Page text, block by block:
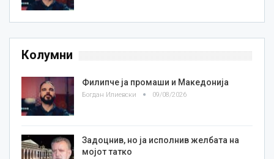
Колумни
Филипче ја промаши и Македонија
Богдан Илиевски 09/08/2026
Задоцнив, но ја исполнив желбата на
мојот татко